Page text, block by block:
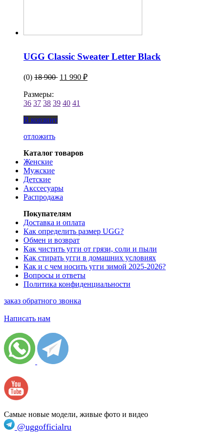
UGG Classic Sweater Letter Black
(0) 18 900 11 990 ₽
Размеры:
36 37 38 39 40 41
В корзину
отложить
Каталог товаров
Женские
Мужские
Детские
Акссесуары
Распродажа
Покупателям
Доставка и оплата
Как определить размер UGG?
Обмен и возврат
Как чистить угги от грязи, соли и пыли
Как стирать угги в домашних условиях
Как и с чем носить угги зимой 2025-2026?
Вопросы и ответы
Политика конфиденциальности
заказ обратного звонка
Написать нам
Самые новые модели, живые фото и видео
@uggofficialru